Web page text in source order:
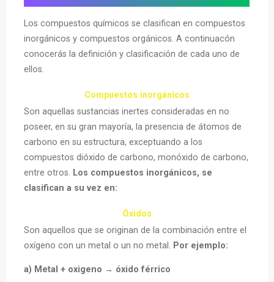
Los compuestos químicos se clasifican en compuestos
inorgánicos y compuestos orgánicos. A continuacón
conocerás la definición y clasificación de cada uno de
ellos.
Compuestos inorgánicos
Son aquellas sustancias inertes consideradas en no
poseer, en su gran mayoría, la presencia de átomos de
carbono en su estructura, exceptuando a los
compuestos dióxido de carbono, monóxido de carbono,
entre otros. Los compuestos inorgánicos, se
clasifican a su vez en:
Óxidos
Son aquellos que se originan de la combinación entre el
oxígeno con un metal o un no metal. Por ejemplo:
a) Metal + oxigeno → óxido férrico